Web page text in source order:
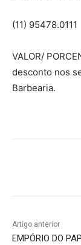
(11) 95478.0111
VALOR/
desconto nos
Barbearia.
Artigo anterior
EMPÓRIO DO